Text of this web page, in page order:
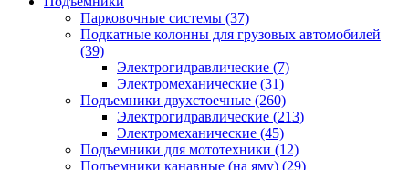
Парковочные системы (37)
Подкатные колонны для грузовых автомобилей
(39)
Электрогидравлические (7)
Электромеханические (31)
Подъемники двухстоечные (260)
Электрогидравлические (213)
Электромеханические (45)
Подъемники для мототехники (12)
Подъемники канавные (на яму) (29)